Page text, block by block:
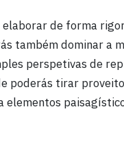
de forma
também dominar a
perspetivas de
poderás tirar
elementos